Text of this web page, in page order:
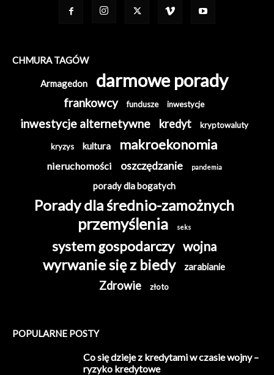
CHMURA TAGÓW
Armagedon darmowe porady
frankowcy fundusze inwestycje
inwestycje alternetywne kredyt kryptowaluty
kryzys kultura makroekonomia
nieruchomości oszczędzanie pandemia
porady dla bogatych
Porady dla średnio-zamożnych
przemyślenia seks
system gospodarczy wojna
wyrwanie się z biedy zarabianie
Zdrowie złoto
POPULARNE POSTY
Co się dzieje z kredytami w czasie wojny –
ryzyko kredytowe